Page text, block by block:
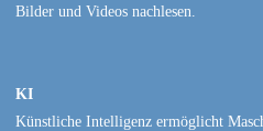
Bilder und Videos nachlesen.
KI
Künstliche Intelligenz ermöglicht